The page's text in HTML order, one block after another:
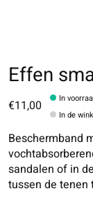
Effen
€11,00
In
In de
Beschermband
sandalen of in
tussen de tenen